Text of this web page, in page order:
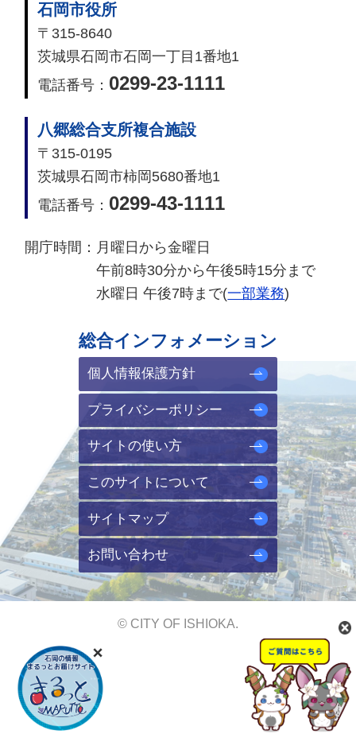
石岡市役所
〒315-8640
茨城県石岡市石岡一丁目1番地1
電話番号： 0299-23-1111
八郷総合支所複合施設
〒315-0195
茨城県石岡市柿岡5680番地1
電話番号： 0299-43-1111
開庁時間： 月曜日から金曜日
午前8時30分から午後5時15分まで
水曜日 午後7時まで(一部業務)
総合インフォメーション
個人情報保護方針
プライバシーポリシー
サイトの使い方
このサイトについて
サイトマップ
お問い合わせ
© CITY OF ISHIOKA.